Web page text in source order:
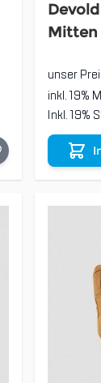
Mitten
unser
inkl. 19%
Inkl. 19%